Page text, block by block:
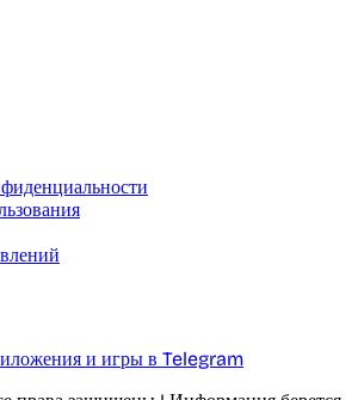
и игры в Telegram